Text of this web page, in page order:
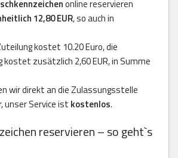
online reservieren
12,80 EUR, so auch in
kostet 10.20 Euro, die
kostet zusätzlich 2,60 EUR, in Summe
wir direkt an die Zulassungsstelle
unser Service ist kostenlos.
reservieren – so geht`s